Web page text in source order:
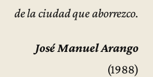
de la ciudad que aborrezco.
José Manuel Arango
(1988)